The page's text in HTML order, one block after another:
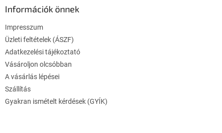
Információk önnek
Impresszum
Üzleti feltételek (ÁSZF)
Adatkezelési tájékoztató
Vásároljon olcsóbban
A vásárlás lépései
Szállítás
Gyakran ismételt kérdések (GYÍK)